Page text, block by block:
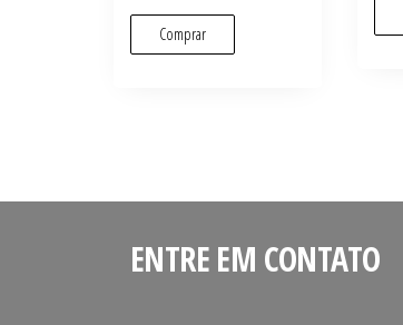
Comprar
ENTRE EM CONTATO